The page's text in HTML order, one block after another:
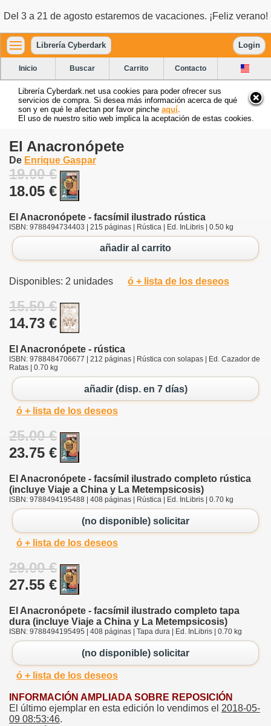
Del 3 a 21 de agosto estaremos de vacaciones. ¡Feliz verano!
Librería Cyberdark Login
Inicio Buscar Carrito Contacto
Librería Cyberdark.net usa cookies para poder ofrecer sus
servicios de compra. Si desea más información acerca de qué
son y en qué le afectan por favor pinche aquí
El uso de nuestro sitio web implica la aceptación de estas cookies.
El Anacronópete
De Enrique Gaspar
19.00 €
18.05 €
El Anacronópete - facsímil ilustrado rústica
ISBN: 9788494734403 | 215 páginas | Rústica | Ed. InLibris | 0.50 kg
añadir al carrito
Disponibles: 2 unidades ó + lista de los deseos
15.50 €
14.73 €
El Anacronópete - rústica
ISBN: 9788484706677 | 212 páginas | Rústica con solapas | Ed. Cazador de
Ratas | 0.70 kg
añadir (disp. en 7 días)
ó + lista de los deseos
25.00 €
23.75 €
El Anacronópete - facsímil ilustrado completo rústica
(incluye Viaje a China y La Metempsicosis)
ISBN: 9788494195488 | 408 páginas | Rústica | Ed. InLibris | 0.70 kg
(no disponible) solicitar
ó + lista de los deseos
29.00 €
27.55 €
El Anacronópete - facsímil ilustrado completo tapa
dura (incluye Viaje a China y La Metempsicosis)
ISBN: 9788494195495 | 408 páginas | Tapa dura | Ed. InLibris | 0.70 kg
(no disponible) solicitar
ó + lista de los deseos
INFORMACIÓN AMPLIADA SOBRE REPOSICIÓN
El último ejemplar en esta edición lo vendimos el 2018-05-
09 08:53:46.